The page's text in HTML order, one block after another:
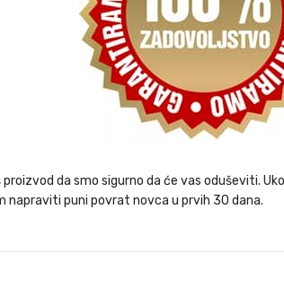
da smo sigurno da će vas oduševiti.
puni povrat novca u prvih 30 dana.